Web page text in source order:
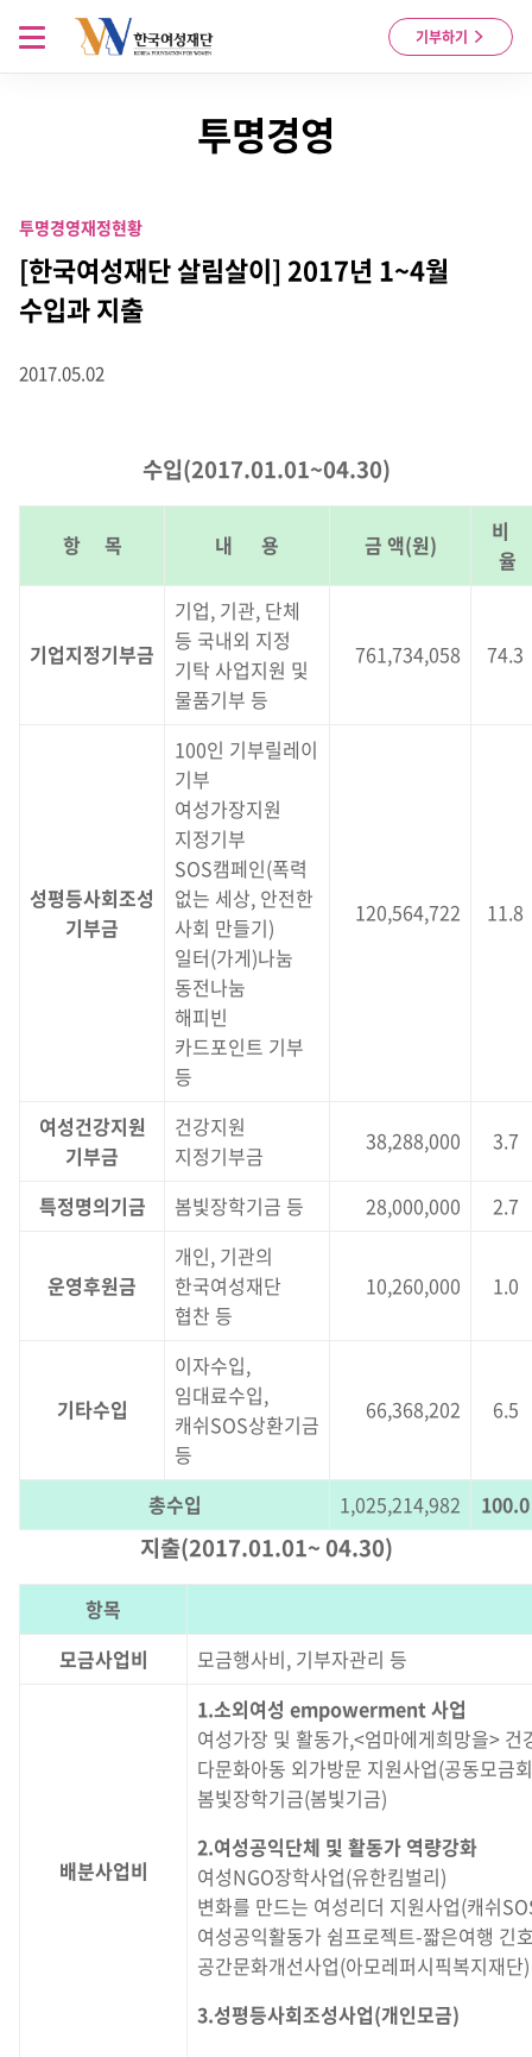
Skip to content
기부하기
메뉴 열기
투명경영
투명경영재정현황
[한국여성재단 살림살이] 2017년 1~4월
수입과 지출
2017.05.02
수입(2017.01.01~04.30)
항 목 내 용 금 액(원)
비
율
기업지정기부금
기업, 기관, 단체
등 국내외 지정
기탁 사업지원 및
물품기부 등
761,734,058 74.3
성평등사회조성
기부금
100인 기부릴레이
기부
여성가장지원
지정기부
SOS캠페인(폭력
없는 세상, 안전한
사회 만들기)
일터(가게)나눔
동전나눔
해피빈
카드포인트 기부
등
120,564,722 11.8
여성건강지원
기부금
건강지원
지정기부금
38,288,000 3.7
특정명의기금 봄빛장학기금 등 28,000,000 2.7
운영후원금
개인, 기관의
한국여성재단
협찬 등
10,260,000 1.0
기타수입
이자수입,
임대료수입,
캐쉬SOS상환기금
등
66,368,202 6.5
총수입 1,025,214,982 100.0
지출(2017.01.01~ 04.30)
항목
모금사업비
모금행사비, 기부자관리 등
배분사업비
1.소외여성 empowerment 사업
여성가장 및 활동가,<엄마에게희망을> 건
다문화아동 외가방문 지원사업(공동모금
봄빛장학기금(봄빛기금)
2.여성공익단체 및 활동가 역량강화
여성NGO장학사업(유한킴벌리)
변화를 만드는 여성리더 지원사업(캐쉬
여성공익활동가 쉼프로젝트-짧은여행 긴
공간문화개선사업(아모레퍼시픽복지재단)
3.성평등사회조성사업(개인모금)